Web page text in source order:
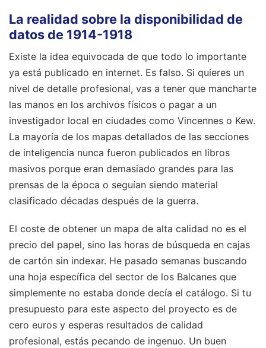
La realidad sobre la disponibilidad de
datos de 1914-1918
Existe la idea equivocada de que todo lo importante
ya está publicado en internet. Es falso. Si quieres un
nivel de detalle profesional, vas a tener que mancharte
las manos en los archivos físicos o pagar a un
investigador local en ciudades como Vincennes o Kew.
La mayoría de los mapas detallados de las secciones
de inteligencia nunca fueron publicados en libros
masivos porque eran demasiado grandes para las
prensas de la época o seguían siendo material
clasificado décadas después de la guerra.
El coste de obtener un mapa de alta calidad no es el
precio del papel, sino las horas de búsqueda en cajas
de cartón sin indexar. He pasado semanas buscando
una hoja específica del sector de los Balcanes que
simplemente no estaba donde decía el catálogo. Si tu
presupuesto para este aspecto del proyecto es de
cero euros y esperas resultados de calidad
profesional, estás pecando de ingenuo. Un buen